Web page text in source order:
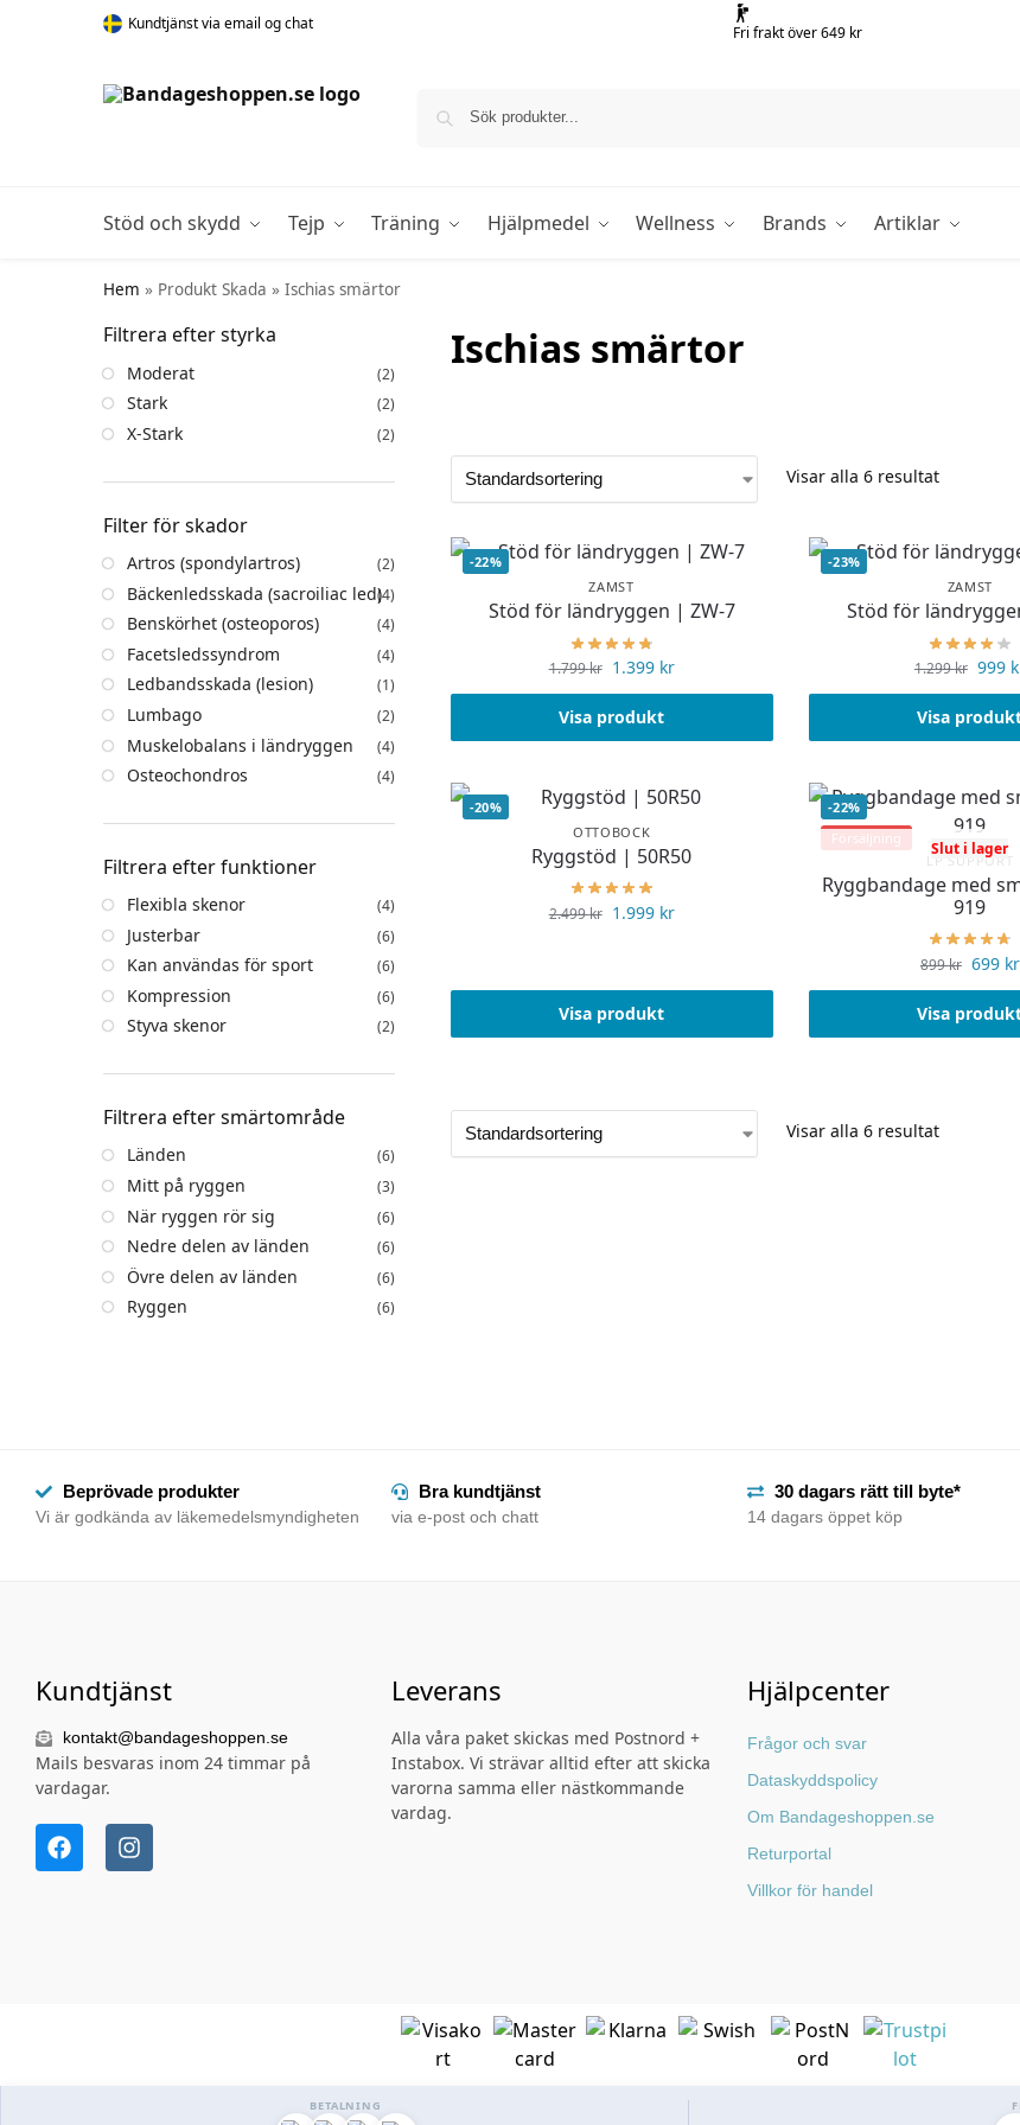
Kundtjänst via email og chat Fri frakt över 649 kr
Stöd och skydd Tejp Träning Hjälpmedel Wellness Brands Artiklar
Hem » Produkt Skada » Ischias smärtor
Ischias smärtor
Visar alla 6 resultat
-22%
ZAMST
Stöd för ländryggen | ZW-7
1.799kr 1.399 kr
Visa produkt
-23%
ZAMST
Stöd för
1.299kr 999
Visa
-20%
OTTOBOCK
Ryggstöd | 50R50
2.499kr 1.999 kr
Visa produkt
-22%
Försäljning
Slut i lager
LP SUPPORT
Ryggbandage med
919
899kr 699 kr
Visa
Visar alla 6 resultat
Filtrera efter styrka
Moderat (2)
Stark (2)
X-Stark (2)
Filter för skador
Artros (spondylartros) (2)
Bäckenledsskada (sacroiliac led)(4)
Benskörhet (osteoporos) (4)
Facetsledssyndrom (4)
Ledbandsskada (lesion) (1)
Lumbago (2)
Muskelobalans i ländryggen (4)
Osteochondros (4)
Filtrera efter funktioner
Flexibla skenor (4)
Justerbar (6)
Kan användas för sport (6)
Kompression (6)
Styva skenor (2)
Filtrera efter smärtområde
Länden (6)
Mitt på ryggen (3)
När ryggen rör sig (6)
Nedre delen av länden (6)
Övre delen av länden (6)
Ryggen (6)
Beprövade produkter
Vi är godkända av läkemedelsmyndigheten
Bra kundtjänst
via e-post och chatt
30 dagars rätt till byte*
14 dagars öppet köp
Kundtjänst
kontakt@bandageshoppen.se
Mails besvaras inom 24 timmar på
vardagar.
Leverans
Alla våra paket skickas med Postnord +
Instabox. Vi strävar alltid efter att skicka
varorna samma eller nästkommande
vardag.
Hjälpcenter
Frågor och svar
Dataskyddspolicy
Om Bandageshoppen.se
Returportal
Villkor för handel
BETALNING